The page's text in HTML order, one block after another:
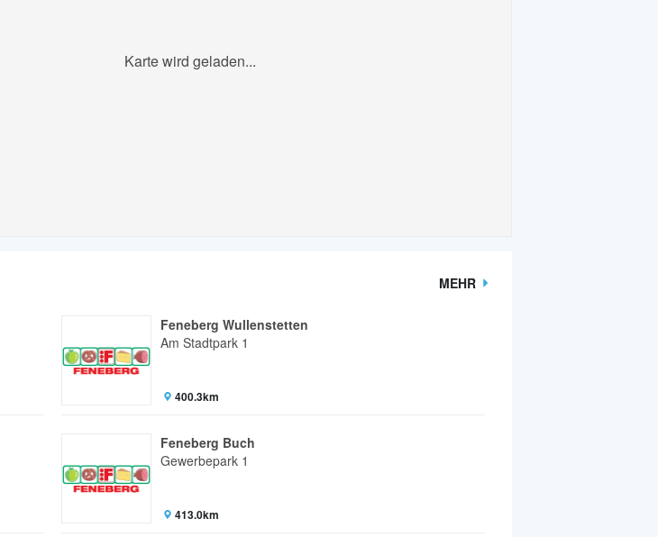
Karte wird geladen...
MEHR
Feneberg Wullenstetten
Am Stadtpark 1
400.3km
Feneberg Buch
Gewerbepark 1
413.0km